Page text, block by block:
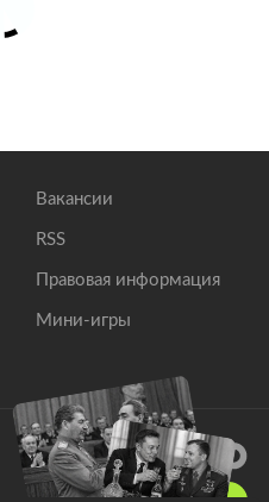
Вакансии
RSS
Правовая информация
Мини-игры